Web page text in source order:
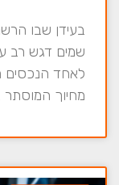
בעידן שבו
שמים דגש רב
לאחד הנכסים
מחיוך המוסתר